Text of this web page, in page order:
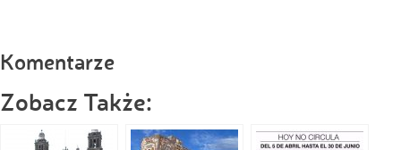
Komentarze
Zobacz Także: